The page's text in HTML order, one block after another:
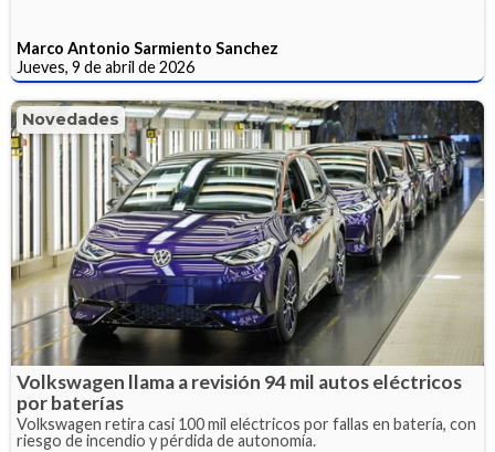
Marco Antonio Sarmiento Sanchez
Jueves, 9 de abril de 2026
Novedades
Volkswagen llama a revisión 94 mil autos eléctricos
por baterías
Volkswagen retira casi 100 mil eléctricos por fallas en batería, con
riesgo de incendio y pérdida de autonomía.